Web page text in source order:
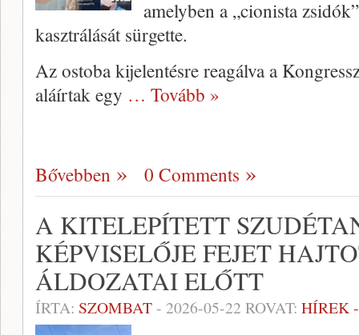
amelyben a „cionista
kasztrálását sürgette.
Az ostoba kijelentésre reagálva a
aláírtak egy … Tovább »
Bővebben 0 Comments
A KITELEPÍTETT
KÉPVISELŐJE FEJET
ÁLDOZATAI ELŐTT
ÍRTA: SZOMBAT- 2026-05-22 ROVAT: HÍREK